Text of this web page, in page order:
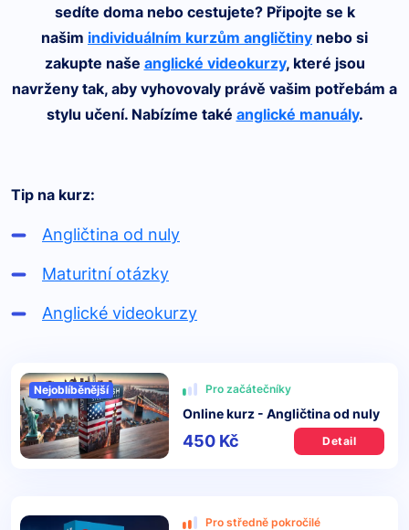
sedíte doma nebo cestujete? Připojte se k
našim individuálním kurzům angličtiny nebo si
zakupte naše anglické videokurzy, které jsou
navrženy tak, aby vyhovovaly právě vašim potřebám a
stylu učení. Nabízíme také anglické manuály.
Tip na kurz:
Angličtina od nuly
Maturitní otázky
Anglické videokurzy
Nejoblíběnější Pro začátečníky
Online kurz - Angličtina od nuly
450 Kč Detail
Pro středně pokročilé